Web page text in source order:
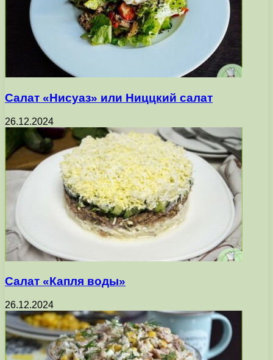
Салат «Нисуаз» или Ниццкий салат
26.12.2024
Салат «Капля воды»
26.12.2024